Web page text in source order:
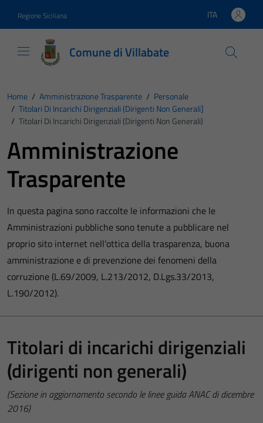
Regione Siciliana Lingua attiva:
ITA
Comune di Villabate
Home / Amministrazione Trasparente / Personale
/ Titolari Di Incarichi Dirigenziali (dirigenti Non Generali]
/ Titolari Di Incarichi Dirigenziali (dirigenti Non Generali)
Amministrazione
Trasparente
In questa pagina sono raccolte le informazioni che le
Amministrazioni pubbliche sono tenute a pubblicare nel
proprio sito internet nell’ottica della trasparenza, buona
amministrazione e di prevenzione dei fenomeni della
corruzione (L.69/2009, L.213/2012, D.Lgs.33/2013,
L.190/2012).
Titolari di incarichi dirigenziali
(dirigenti non generali)
(Sezione in aggiornamento secondo le linee guida ANAC di dicembre
2016)